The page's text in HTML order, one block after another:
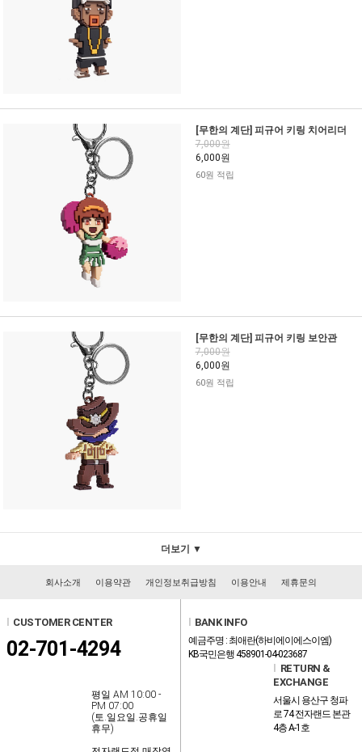
[무한의 계단] 피규어 키링 치어리더
7,000원
6,000원
60원 적립
[무한의 계단] 피규어 키링 보안관
7,000원
6,000원
60원 적립
더보기 ▼
회사소개 이용약관 개인정보취급방침 이용안내 제휴문의
CUSTOMER CENTER
02-701-4294
평일 AM 10:00 -
PM 07:00
(토.일요일.공휴일
휴무)
BANK INFO
예금주명 : 최애란(하비에이에스이엠)
KB국민은행 458901-04-023687
RETURN &
EXCHANGE
서울시 용산구 청파
로 74 전자랜드 본관
4층 A-1호